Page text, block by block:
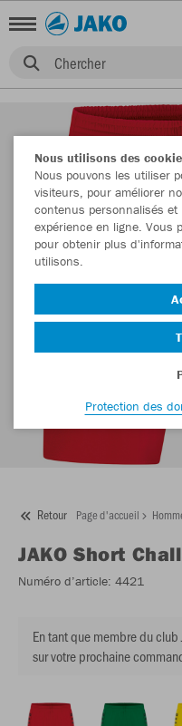
Chercher
Retour Page d'accueil
JAKO Short
Numéro d’article: 4421
En tant que membre du
sur votre prochaine
Nous utilisons des
Nous pouvons les utiliser
visiteurs, pour améliorer
contenus personnalisés
expérience en ligne. Vous
pour obtenir plus
utilisons.
Protection des